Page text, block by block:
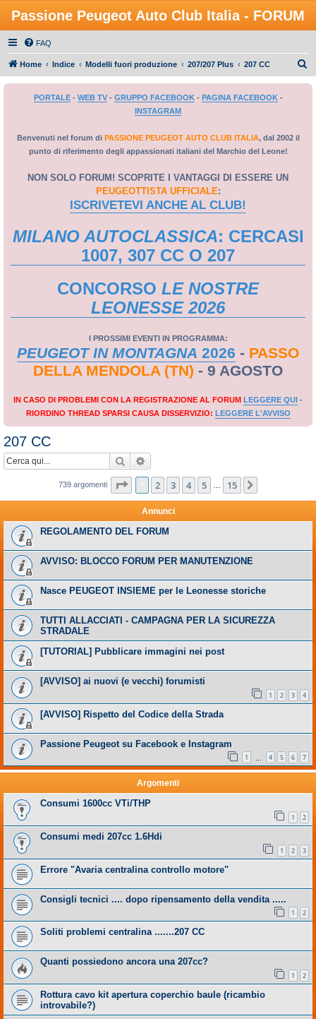
Passione Peugeot Auto Club Italia - FORUM
FAQ
Home Indice Modelli fuori produzione 207/207 Plus 207 CC
PORTALE- WEB TV- GRUPPO FACEBOOK- PAGINA FACEBOOK-
INSTAGRAM
Benvenuti nel forum di PASSIONE PEUGEOT AUTO CLUB ITALIA, dal 2002 il
punto di riferimento degli appassionati italiani del Marchio del Leone!
NON SOLO FORUM! SCOPRITE I VANTAGGI DI ESSERE UN
PEUGEOTTISTA UFFICIALE:
ISCRIVETEVI ANCHE AL CLUB!
MILANO AUTOCLASSICA: CERCASI
1007, 307 CC O 207
CONCORSO LE NOSTRE
LEONESSE 2026
I PROSSIMI EVENTI IN PROGRAMMA:
PEUGEOT IN MONTAGNA 2026 - PASSO
DELLA MENDOLA (TN) - 9 AGOSTO
IN CASO DI PROBLEMI CON LA REGISTRAZIONE AL FORUM LEGGERE QUI -
RIORDINO THREAD SPARSI CAUSA DISSERVIZIO: LEGGERE L'AVVISO
207 CC
Cerca
739 argomenti Pagina di 15
2 3 4 5 15
Annunci
REGOLAMENTO DEL FORUM
AVVISO: BLOCCO FORUM PER MANUTENZIONE
Nasce PEUGEOT INSIEME per le Leonesse storiche
TUTTI ALLACCIATI - CAMPAGNA PER LA SICUREZZA
STRADALE
[TUTORIAL] Pubblicare immagini nei post
[AVVISO] ai nuovi (e vecchi) forumisti
1 2 3 4
[AVVISO] Rispetto del Codice della Strada
Passione Peugeot su Facebook e Instagram
1 4 5 6 7
Argomenti
Consumi 1600cc VTi/THP
1 2
Consumi medi 207cc 1.6Hdi
1 2 3
Errore "Avaria centralina controllo motore"
Consigli tecnici .... dopo ripensamento della vendita .....
1 2
Soliti problemi centralina .......207 CC
Quanti possiedono ancora una 207cc?
1 2
Rottura cavo kit apertura coperchio baule (ricambio
introvabile?)